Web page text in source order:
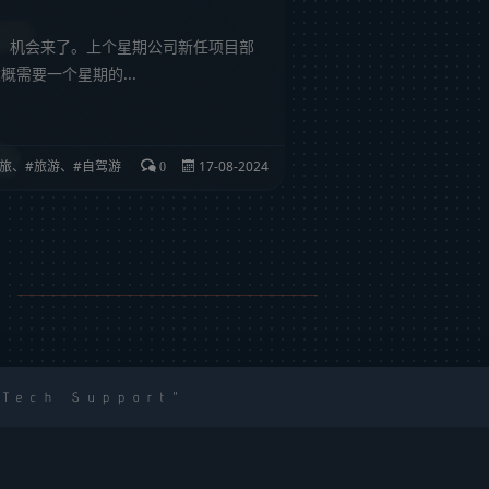
会来了。上个星期公司新任项目部
需要一个星期的...
、 旅游、 自驾游 0 17-08-2024
Support